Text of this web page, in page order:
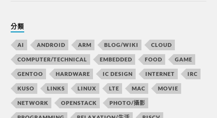
分類
AI ANDROID ARM BLOG/WIKI CLOUD
COMPUTER/TECHNICAL EMBEDDED FOOD GAME
GENTOO HARDWARE IC DESIGN INTERNET IRC
KUSO LINKS LINUX LTE MAC MOVIE
NETWORK OPENSTACK PHOTO/攝影